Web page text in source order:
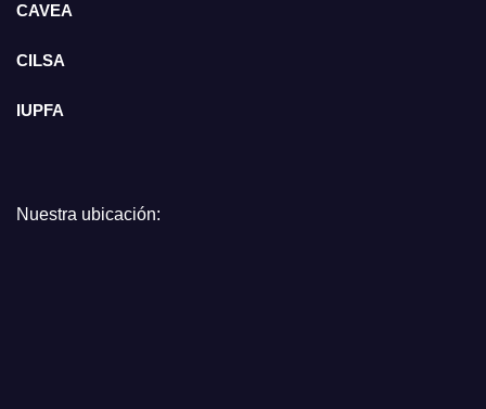
CAVEA
CILSA
IUPFA
Nuestra ubicación: